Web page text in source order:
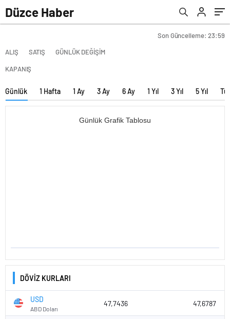
Düzce Haber
Son Güncelleme: 23:59
ALIŞ
SATIŞ GÜNLÜK DEĞİŞİM
KAPANIŞ
Günlük 1 Hafta 1 Ay 3 Ay 6 Ay 1 Yıl 3 Yıl 5 Yıl
Günlük Grafik Tablosu
DÖVİZ KURLARI
USD
ABD Doları
47,7436 47,6787